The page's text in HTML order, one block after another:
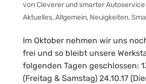
vonCleverer und smarter Autoservice
Aktuelles,Allgemein, Neuigkeiten,
Im Oktober nehmen wir uns
frei und so bleibt unsere
folgenden Tagen geschlossen:
(Freitag & Samstag) 24.10.17